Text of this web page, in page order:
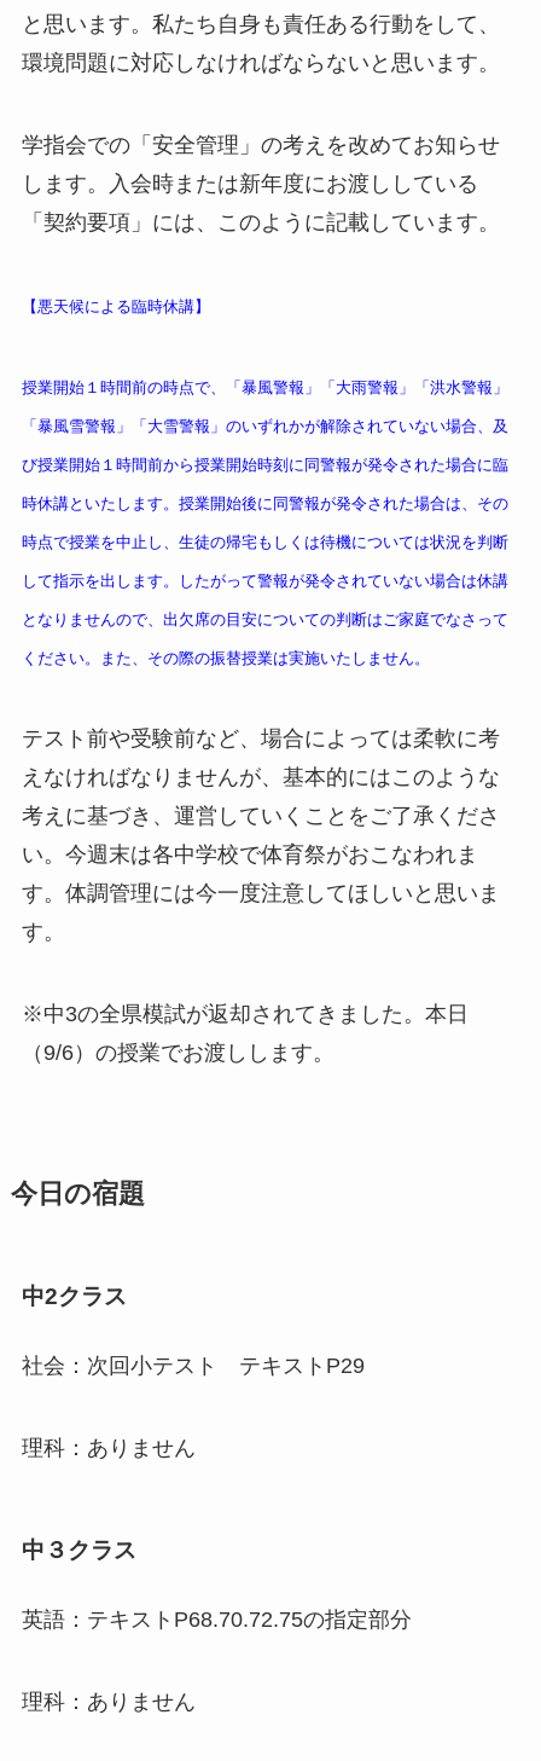
と思います。私たち自身も責任ある行動をして、
環境問題に対応しなければならないと思います。
学指会での「安全管理」の考えを改めてお知らせ
します。入会時または新年度にお渡ししている
「契約要項」には、このように記載しています。
【悪天候による臨時休講】
授業開始１時間前の時点で、「暴風警報」「大雨警報」「洪水警報」
「暴風雪警報」「大雪警報」のいずれかが解除されていない場合、及
び授業開始１時間前から授業開始時刻に同警報が発令された場合に臨
時休講といたします。授業開始後に同警報が発令された場合は、その
時点で授業を中止し、生徒の帰宅もしくは待機については状況を判断
して指示を出します。したがって警報が発令されていない場合は休講
となりませんので、出欠席の目安についての判断はご家庭でなさって
ください。また、その際の振替授業は実施いたしません。
テスト前や受験前など、場合によっては柔軟に考
えなければなりませんが、基本的にはこのような
考えに基づき、運営していくことをご了承くださ
い。今週末は各中学校で体育祭がおこなわれま
す。体調管理には今一度注意してほしいと思いま
す。
※中3の全県模試が返却されてきました。本日
（9/6）の授業でお渡しします。
今日の宿題
中2クラス
社会：次回小テスト テキストP29
理科：ありません
中３クラス
英語：テキストP68.70.72.75の指定部分
理科：ありません